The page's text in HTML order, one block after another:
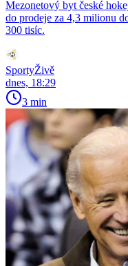
Mezonetový byt české
do prodeje za 4,3 milionu
300 tisíc.
SportyŽivě
dnes, 18:29
3 min